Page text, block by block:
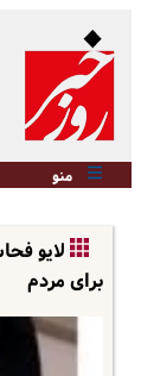
منو
لایو
برای مردم